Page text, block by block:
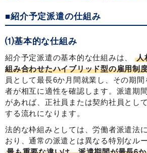
■紹介予定派遣の仕組み
⑴基本的な仕組み
紹介予定派遣の基本的な仕組みは、
人
組み合わせたハイブリッド型の雇用制
員として最長6か月間就業し、その期
者が相互に適性を確認します。派遣期
があれば、正社員または契約社員とし
する流れになります。
法的な枠組みとしては、労働者派遣法
おり、通常の派遣とは異なる特別なル